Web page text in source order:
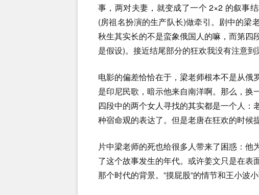
事，两对夫妻，就变成了一个 2×2 的叙事
(房祖名扮演的生产队长)做牵引。剧中的梁
秋生其实长的不是蛮象俄国人的嘛，而第
是假设)。接近结尾部分的狂欢我没有注意到
电影的偏差恰恰在于，梁老师根本不是从
是印尼民歌，暗示他来自南洋啊。那么，
四段中的两个女人寻找的其实都是一个人
种宿命观的表达了。但是老唐在狂欢的时候
片中梁老师的死也给很多人带来了困惑：他
了这个故事发生的年代。或许姜文只是在
那个时代的背景。”摸屁股”的情节和王小波